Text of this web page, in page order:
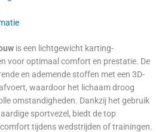
is een lichtgewicht karting-
voor optimaal comfort en prestatie. De
en ademende stoffen met een 3D-
waardoor het lichaam droog
omstandigheden. Dankzij het gebruik
sportvezel, biedt de top
tijdens wedstrijden of trainingen.